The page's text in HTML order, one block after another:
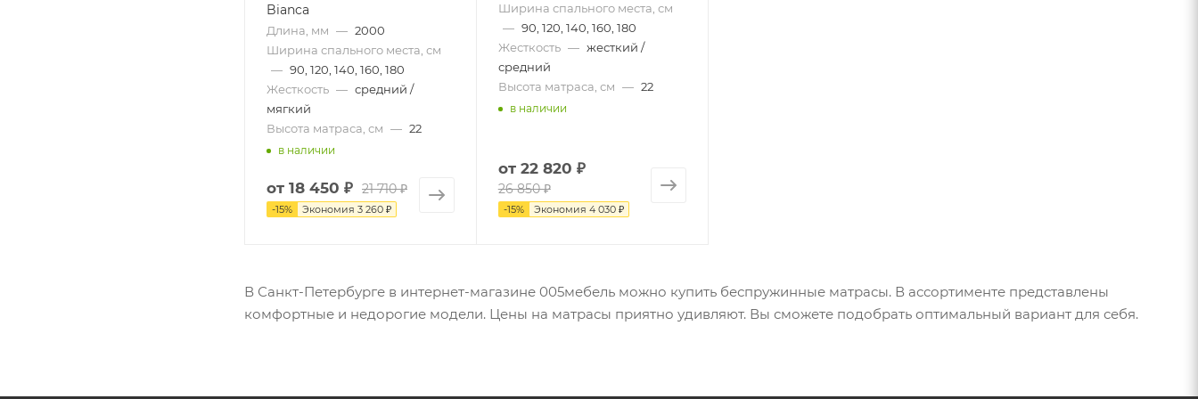
Bianca
Длина, мм — 2000
Ширина спального места, см
— 90, 120, 140, 160, 180
Жесткость — средний /
мягкий
Высота матраса, см — 22
в наличии
от 18 450 ₽ 21 710 ₽
-15% Экономия 3 260 ₽
Ширина спального места, см
— 90, 120, 140, 160, 180
Жесткость — жесткий /
средний
Высота матраса, см — 22
в наличии
от 22 820 ₽
26 850 ₽
-15% Экономия 4 030 ₽
В Санкт-Петербурге в интернет-магазине 005мебель можно купить беспружинные матрасы. В ассортименте представлены
комфортные и недорогие модели. Цены на матрасы приятно удивляют. Вы сможете подобрать оптимальный вариант для себя.